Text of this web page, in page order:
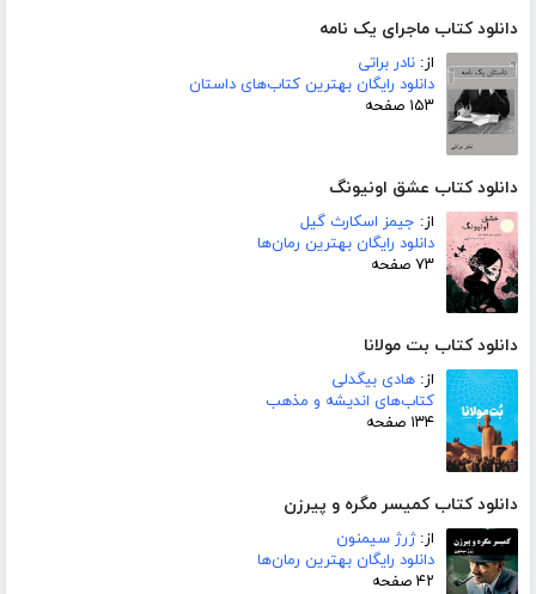
دانلود کتاب ماجرای یک نامه
از: نادر براتی
دانلود رایگان بهترین کتاب‌های داستان
۱۵۳ صفحه
دانلود کتاب عشق اونیونگ
از: جیمز اسکارث گیل
دانلود رایگان بهترین رمان‌ها
۷۳ صفحه
دانلود کتاب بت مولانا
از: هادی بیگدلی
کتاب‌های اندیشه و مذهب
۱۳۴ صفحه
دانلود کتاب کمیسر مگره و پیرزن
از:ژرژ سیمنون
دانلود رایگان بهترین رمان‌ها
۴۲ صفحه